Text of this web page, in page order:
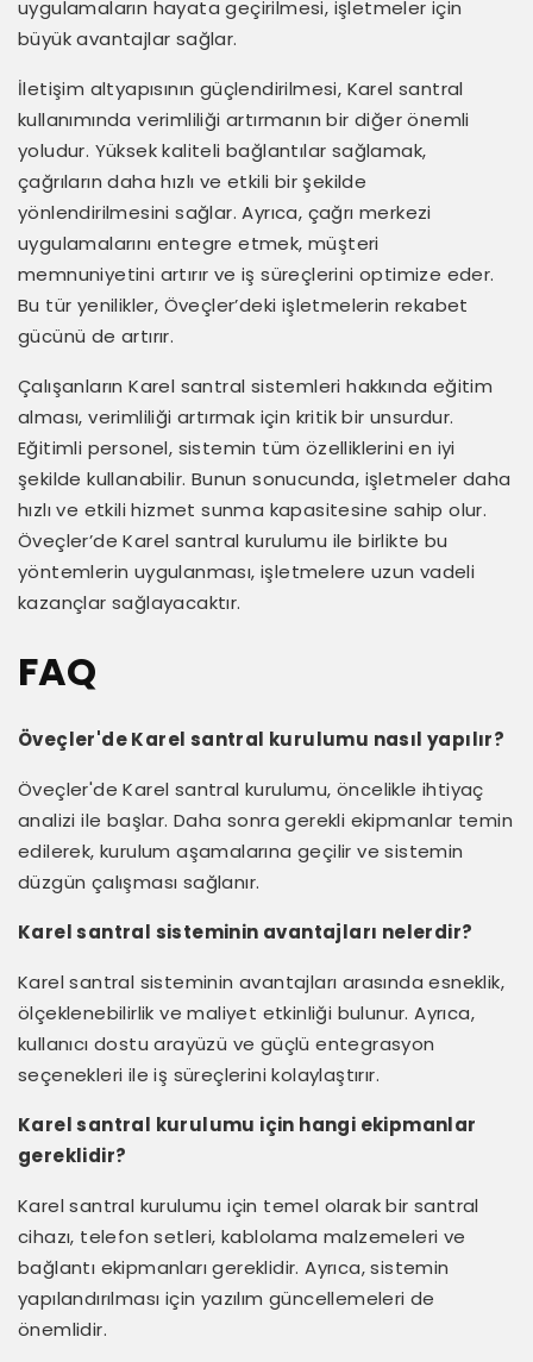
uygulamaların hayata geçirilmesi, işletmeler için
büyük avantajlar sağlar.
İletişim altyapısının güçlendirilmesi, Karel santral
kullanımında verimliliği artırmanın bir diğer önemli
yoludur. Yüksek kaliteli bağlantılar sağlamak,
çağrıların daha hızlı ve etkili bir şekilde
yönlendirilmesini sağlar. Ayrıca, çağrı merkezi
uygulamalarını entegre etmek, müşteri
memnuniyetini artırır ve iş süreçlerini optimize eder.
Bu tür yenilikler, Öveçler’deki işletmelerin rekabet
gücünü de artırır.
Çalışanların Karel santral sistemleri hakkında eğitim
alması, verimliliği artırmak için kritik bir unsurdur.
Eğitimli personel, sistemin tüm özelliklerini en iyi
şekilde kullanabilir. Bunun sonucunda, işletmeler daha
hızlı ve etkili hizmet sunma kapasitesine sahip olur.
Öveçler’de Karel santral kurulumu ile birlikte bu
yöntemlerin uygulanması, işletmelere uzun vadeli
kazançlar sağlayacaktır.
FAQ
Öveçler'de Karel santral kurulumu nasıl yapılır?
Öveçler'de Karel santral kurulumu, öncelikle ihtiyaç
analizi ile başlar. Daha sonra gerekli ekipmanlar temin
edilerek, kurulum aşamalarına geçilir ve sistemin
düzgün çalışması sağlanır.
Karel santral sisteminin avantajları nelerdir?
Karel santral sisteminin avantajları arasında esneklik,
ölçeklenebilirlik ve maliyet etkinliği bulunur. Ayrıca,
kullanıcı dostu arayüzü ve güçlü entegrasyon
seçenekleri ile iş süreçlerini kolaylaştırır.
Karel santral kurulumu için hangi ekipmanlar
gereklidir?
Karel santral kurulumu için temel olarak bir santral
cihazı, telefon setleri, kablolama malzemeleri ve
bağlantı ekipmanları gereklidir. Ayrıca, sistemin
yapılandırılması için yazılım güncellemeleri de
önemlidir.